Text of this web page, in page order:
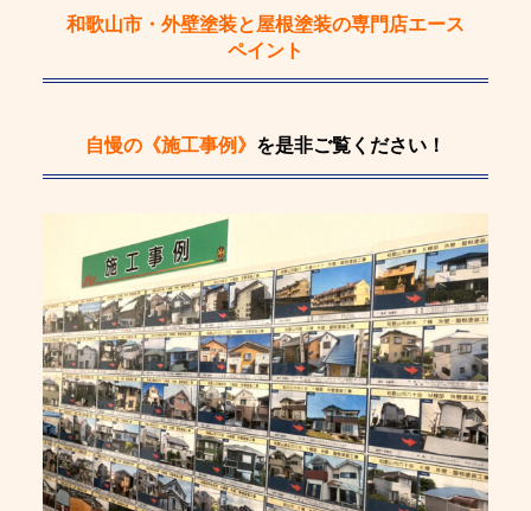
和歌山市・外壁塗装と屋根塗装の専門店エース
ペイント
自慢の《施工事例》 を是非ご覧ください！